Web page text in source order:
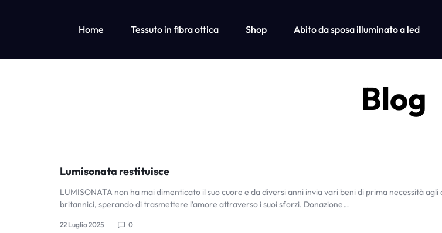
OPTICAL
FABRIC
LUMISONATA
BOUTIQUE
FEATURING
A
Home Tessuto in fibra ottica Shop Abito da sposa illuminato a led
Blog
Lumisonata restituisce
LUMISONATA non ha mai dimenticato il suo cuore e da diversi anni invia vari beni di prima necessità
britannici, sperando di trasmettere l’amore attraverso i suoi sforzi. Donazione…
22 Luglio 2025 0